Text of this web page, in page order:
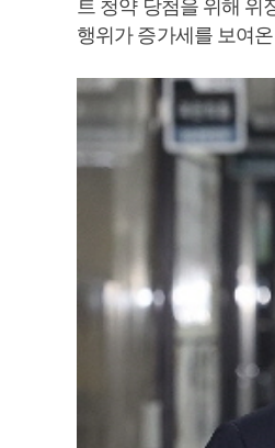
트 청약 당첨을 위해 위
행위가 증가세를 보여